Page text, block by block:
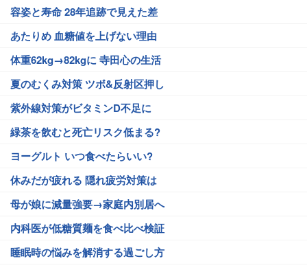
容姿と寿命 28年追跡で見えた差
あたりめ 血糖値を上げない理由
体重62kg→82kgに 寺田心の生活
夏のむくみ対策 ツボ&反射区押し
紫外線対策がビタミンD不足に
緑茶を飲むと死亡リスク低まる?
ヨーグルト いつ食べたらいい?
休みだが疲れる 隠れ疲労対策は
母が娘に減量強要→家庭内別居へ
内科医が低糖質麺を食べ比べ検証
睡眠時の悩みを解消する過ごし方